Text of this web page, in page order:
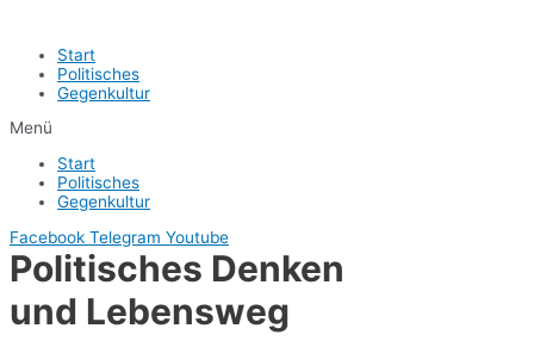
Start
Politisches
Gegenkultur
Menü
Start
Politisches
Gegenkultur
Facebook Telegram Youtube
Politisches Denken
und Lebensweg